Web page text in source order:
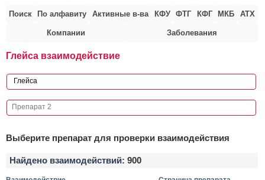
Поиск По алфавиту Активные в-ва КФУ ФТГ КФГ МКБ АТХ
Компании Заболевания
Глейса взаимодействие
Выберите препарат для проверки взаимодействия
Найдено взаимодействий: 900